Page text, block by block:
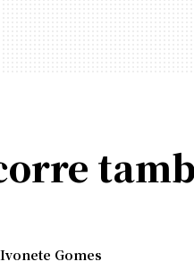
Ivonete Gomes